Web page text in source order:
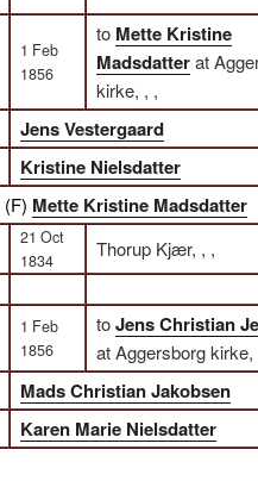
1 Feb
1856
to Mette Kristine
Madsdatterat
kirke, , ,
Jens Vestergaard
Kristine Nielsdatter
(F) Mette Kristine Madsdatter
21 Oct
1834
Thorup Kjær, , ,
1 Feb
1856
toJens Christian
at Aggersborg kirke,
Mads Christian Jakobsen
Karen Marie Nielsdatter